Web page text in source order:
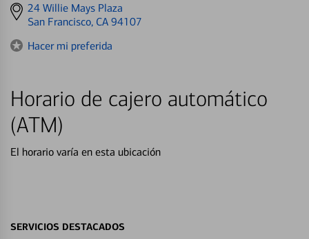
Get
directions
24 Willie Mays Plaza
San Francisco, CA 94107
Hacer mi preferida
Horario de cajero automático
(ATM)
El horario varía en esta ubicación
SERVICIOS DESTACADOS